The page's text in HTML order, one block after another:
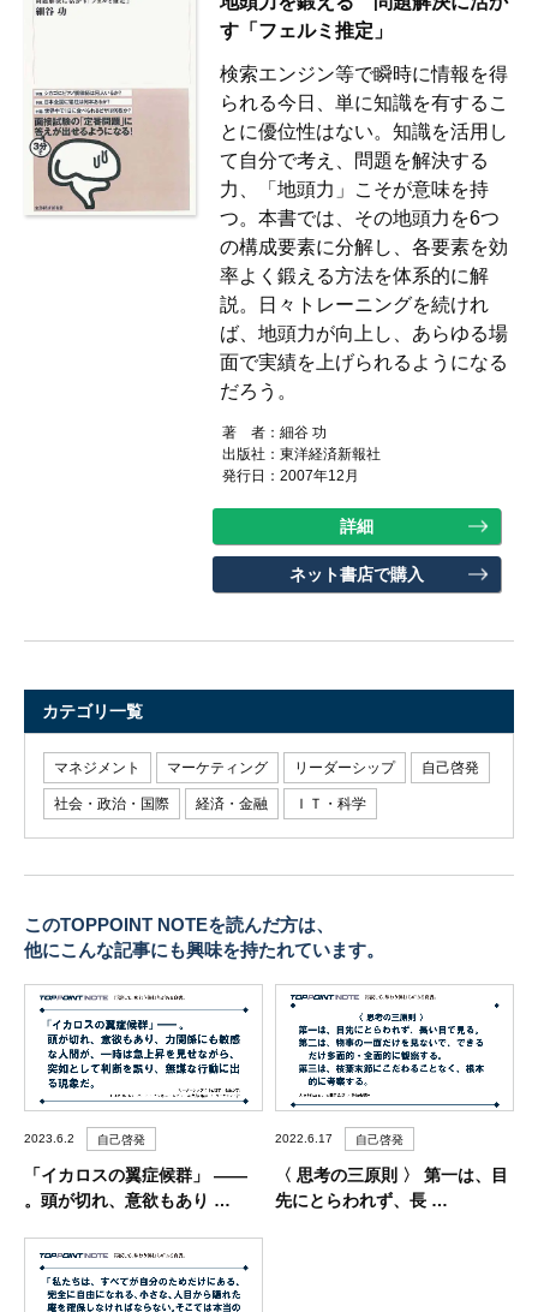
す「フェルミ推定」
検索エンジン等で瞬時に情報を得
られる今日、単に知識を有するこ
とに優位性はない。知識を活用し
て自分で考え、問題を解決する
力、「地頭力」こそが意味を持
つ。本書では、その地頭力を6つ
の構成要素に分解し、各要素を効
率よく鍛える方法を体系的に解
説。日々トレーニングを続けれ
ば、地頭力が向上し、あらゆる場
面で実績を上げられるようになる
だろう。
著 者： 細谷 功
出版社： 東洋経済新報社
発行日：2007年12月
詳細
ネット書店で購入
カテゴリ一覧
マネジメント マーケティング リーダーシップ 自己啓発
社会・政治・国際 経済・金融 ＩＴ・科学
このTOPPOINT NOTEを読んだ方は、
他にこんな記事にも興味を持たれています。
2023.6.2 自己啓発
「イカロスの翼症候群」 ――
。頭が切れ、意欲もあり …
2022.6.17 自己啓発
〈 思考の三原則 〉 第一は、目
先にとらわれず、長 …